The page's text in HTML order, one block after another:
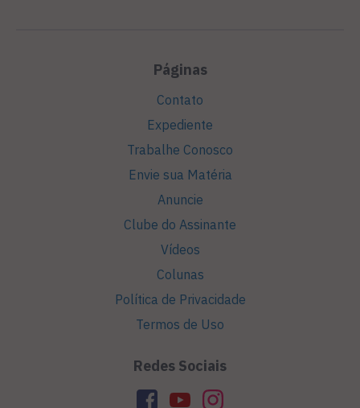
Páginas
Contato
Expediente
Trabalhe Conosco
Envie sua Matéria
Anuncie
Clube do Assinante
Vídeos
Colunas
Política de Privacidade
Termos de Uso
Redes Sociais